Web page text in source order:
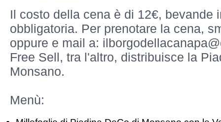
Il costo della cena è di 12€, bevande
obbligatoria. Per prenotare la cena,
oppure e mail a:
Free Sell, tra l'altro, distribuisce la
Monsano.
Menù: